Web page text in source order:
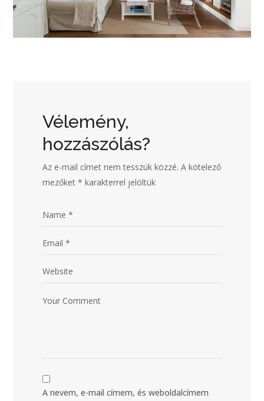
Vélemény,
hozzászólás?
Az e-mail címet nem tesszük közzé. A kötelező
mezőket* karakterrel jelöltük
A nevem, e-mail címem, és weboldalcímem